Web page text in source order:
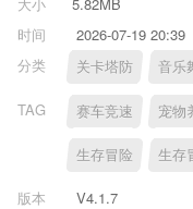
时间
2026-07-19 20:39
分类
关卡塔防 音乐
TAG 赛车竞速 宠物
生存冒险 生存
版本
V4.1.7